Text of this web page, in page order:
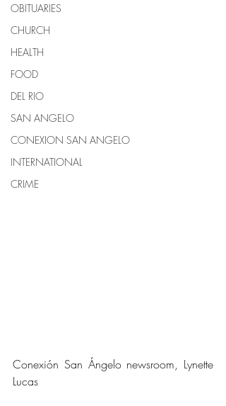
OBITUARIES
CHURCH
HEALTH
FOOD
DEL RIO
SAN ANGELO
CONEXION SAN ANGELO
INTERNATIONAL
CRIME
Conexión San Ángelo newsroom, Lynette
Lucas